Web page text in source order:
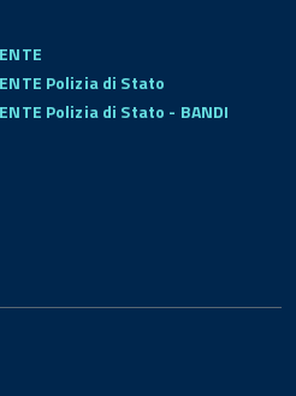
Polizia di Stato
Polizia di Stato - BANDI